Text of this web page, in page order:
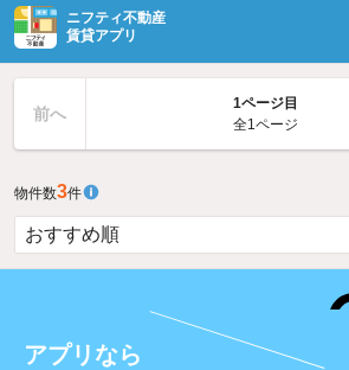
ニフティ不動産
賃貸アプリ
前へ
1ページ目
全1ページ
物件数3件
アプリなら